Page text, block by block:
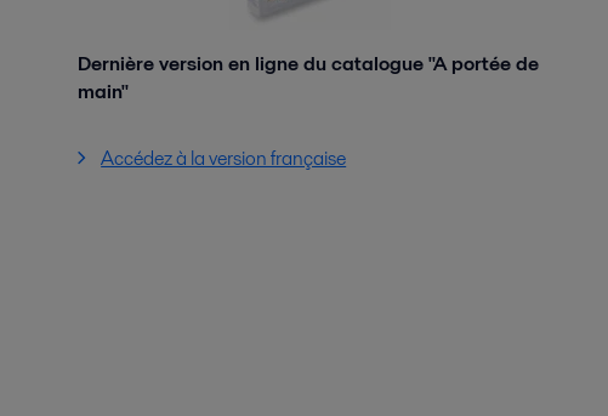
Dernière version en ligne du catalogue "A portée de
main"
Accédez à la version française